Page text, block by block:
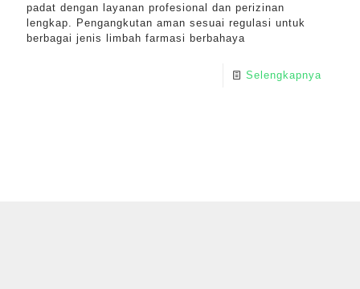
padat dengan layanan profesional dan perizinan
lengkap. Pengangkutan aman sesuai regulasi untuk
berbagai jenis limbah farmasi berbahaya
Selengkapnya